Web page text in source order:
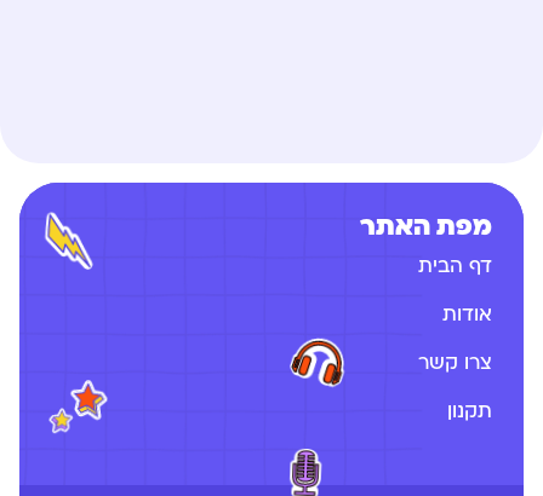
מפת האתר
דף הבית
אודות
צרו קשר
תקנון